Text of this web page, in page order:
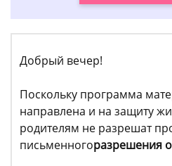
Добрый вечер!
Поскольку программа
направлена и на защиту
родителям не разрешат
письменногоразрешения